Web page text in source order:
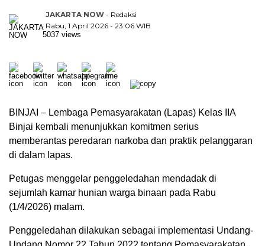
JAKARTA NOW - Redaksi
Rabu, 1 April 2026 - 23:06 WIB
5037 views
BINJAI – Lembaga Pemasyarakatan (Lapas) Kelas IIA
Binjai kembali menunjukkan komitmen serius
memberantas peredaran narkoba dan praktik pelanggaran
di dalam lapas.
Petugas menggelar penggeledahan mendadak di
sejumlah kamar hunian warga binaan pada Rabu
(1/4/2026) malam.
Penggeledahan dilakukan sebagai implementasi Undang-